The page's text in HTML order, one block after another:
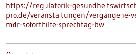
https://regulatorik-
pro.de/veranstaltungen/vergangene-
mdr-soforthilfe-sprechtag-bw